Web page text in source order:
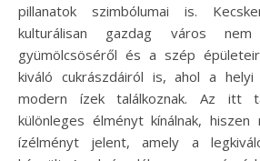
pillanatok szimbólumai is.
kulturálisan gazdag város
gyümölcsöséről és a szép
kiváló cukrászdáiról is, ahol a
modern ízek találkoznak. Az itt
különleges élményt kínálnak,
ízélményt jelent, amely a